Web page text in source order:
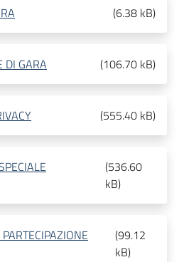
(6.38 kB)
DI GARA (106.70 kB)
(555.40 kB)
(536.60
kB)
(99.12
kB)